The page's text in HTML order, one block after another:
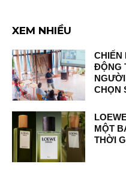
XEM NHIỀU
CHIẾN
ĐỘNG
CHỌN
MỘT
THỜI